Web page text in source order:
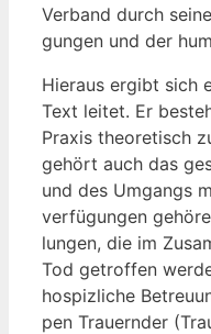
Ver­band durch
gun­gen und der
Hier­aus ergibt sich
Text lei­tet. Er
Pra­xis theo­re­tisch
gehört auch das
und des Umgangs
ver­fü­gun­gen
lun­gen, die im
Tod getrof­fen
hos­piz­li­che
pen Trau­ern­der